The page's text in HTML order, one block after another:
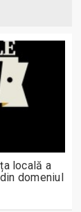
locală a
domeniul